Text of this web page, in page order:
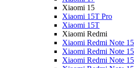
Xiaomi 15
Xiaomi 15T Pro
Xiaomi 15T
Xiaomi Redmi
Xiaomi Redmi Note
Xiaomi Redmi Note
Xiaomi Redmi Note